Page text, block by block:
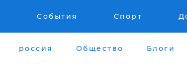
События Спорт
россия Общество Блоги